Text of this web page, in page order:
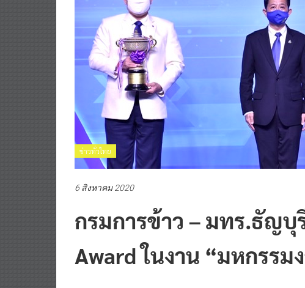
ข่าวทั่วไทย
6 สิงหาคม 2020
กรมการข้าว – มทร.ธัญบุ
Award ในงาน “มหกรร